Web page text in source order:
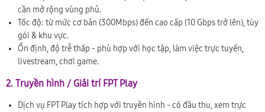
cần mở rộng vùng phủ.
Tốc độ: từ mức cơ bản (300Mbps) đến cao cấp (10 Gbps trở lên), tùy
gói & khu vực.
Ổn định, độ trễ thấp - phù hợp với học tập, làm việc trực tuyến,
livestream, chơi game.
2. Truyền hình / Giải trí FPT Play
Dịch vụ FPT Play tích hợp với truyền hình - có đầu thu, xem trực